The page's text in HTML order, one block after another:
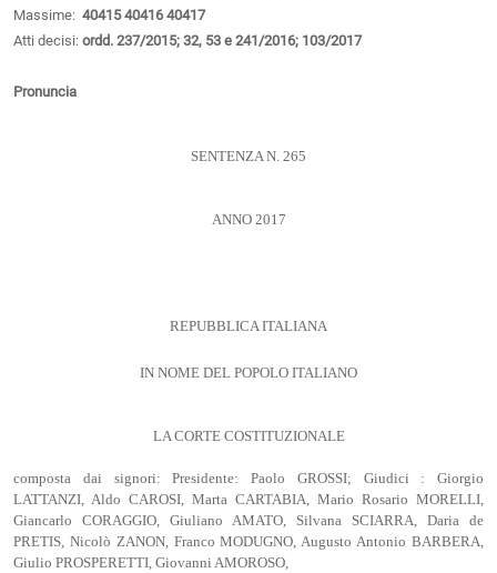
Massime: 40415 40416 40417
Atti decisi: ordd. 237/2015; 32, 53 e 241/2016; 103/2017
Pronuncia
SENTENZA N. 265
ANNO 2017
REPUBBLICA ITALIANA
IN NOME DEL POPOLO ITALIANO
LA CORTE COSTITUZIONALE
composta dai signori: Presidente: Paolo GROSSI; Giudici : Giorgio
LATTANZI, Aldo CAROSI, Marta CARTABIA, Mario Rosario MORELLI,
Giancarlo CORAGGIO, Giuliano AMATO, Silvana SCIARRA, Daria de
PRETIS, Nicolò ZANON, Franco MODUGNO, Augusto Antonio BARBERA,
Giulio PROSPERETTI, Giovanni AMOROSO,